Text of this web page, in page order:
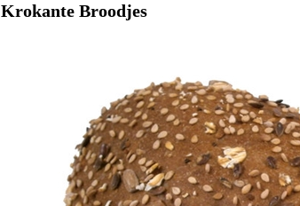
Krokante Broodjes